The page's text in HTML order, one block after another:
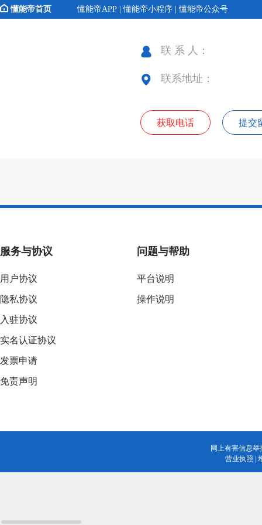
懂能帝首页 懂能帝APP | 懂能帝小程序 | 懂能帝公众号
联 系 人：
联系地址：
获取电话 提交
服务与协议
用户协议
隐私协议
入驻协议
实名认证协议
发票申请
免责声明
问题与帮助
平台说明
操作说明
网上有害信息
营业执照